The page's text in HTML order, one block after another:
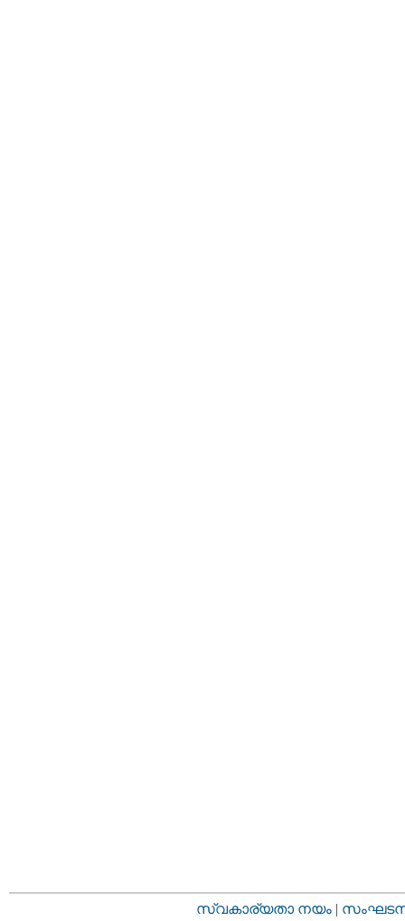
സ്വകാര്യതാ നയം |